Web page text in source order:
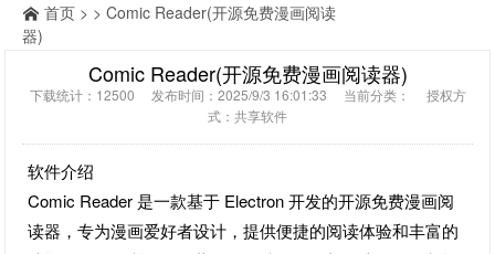
首页 > > Comic Reader(开源免费漫画阅读
器)
Comic Reader(开源免费漫画阅读器)
下载统计：12500 发布时间：2025/9/3 16:01:33 当前分类： 授权方
式：共享软件
软件介绍
Comic Reader 是一款基于 Electron 开发的开源免费漫画阅
读器，专为漫画爱好者设计，提供便捷的阅读体验和丰富的